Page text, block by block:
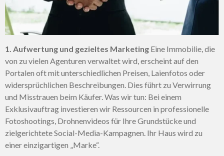
1. Aufwertung und gezieltes Marketing Eine Immobilie, die
von zu vielen Agenturen verwaltet wird, erscheint auf den
Portalen oft mit unterschiedlichen Preisen, Laienfotos oder
widersprüchlichen Beschreibungen. Dies führt zu Verwirrung
und Misstrauen beim Käufer. Was wir tun: Bei einem
Exklusivauftrag investieren wir Ressourcen in professionelle
Fotoshootings, Drohnenvideos für Ihre Grundstücke und
zielgerichtete Social-Media-Kampagnen. Ihr Haus wird zu
einer einzigartigen „Marke“.